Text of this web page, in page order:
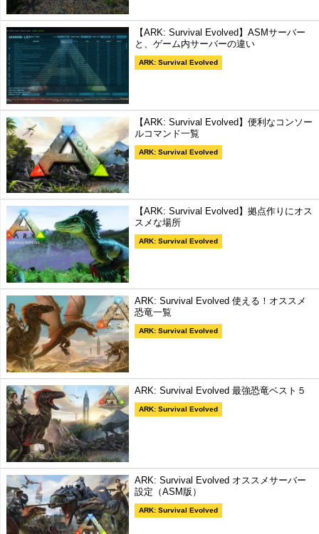
【ARK: Survival Evolved】ASMサーバー
と、ゲーム内サーバーの違い
ARK: Survival Evolved
【ARK: Survival Evolved】便利なコンソー
ルコマンド一覧
ARK: Survival Evolved
【ARK: Survival Evolved】拠点作りにオス
スメな場所
ARK: Survival Evolved
ARK: Survival Evolved 使える！オススメ
恐竜一覧
ARK: Survival Evolved
ARK: Survival Evolved 最強恐竜ベスト５
ARK: Survival Evolved
ARK: Survival Evolved オススメサーバー
設定（ASM版）
ARK: Survival Evolved